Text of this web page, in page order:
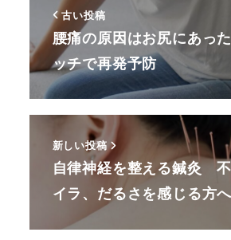
古い投稿
腰痛の原因はお尻にあっ
ッチで再発予防
新しい投稿
自律神経を整える鍼灸
イラ、だるさを感じる方へ